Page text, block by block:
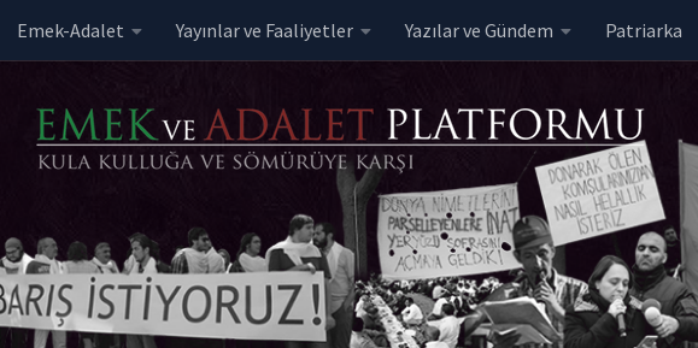
Skip to content
Emek-Adalet Yayınlar ve Faaliyetler Yazılar ve Gündem Patriarka